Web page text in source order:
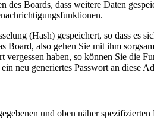
des Boards, dass weitere Daten
(Hash) gespeichert, so dass es
Board, also gehen Sie mit ihm
vergessen haben, so können Sie die
neu generiertes Passwort an diese
und oben näher